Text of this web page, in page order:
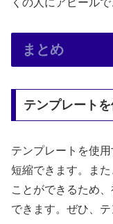
くの人にアピールで
まとめ
テンプレート
テンプレートを使
短縮できます。ま
ことができるため
できます。ぜひ、